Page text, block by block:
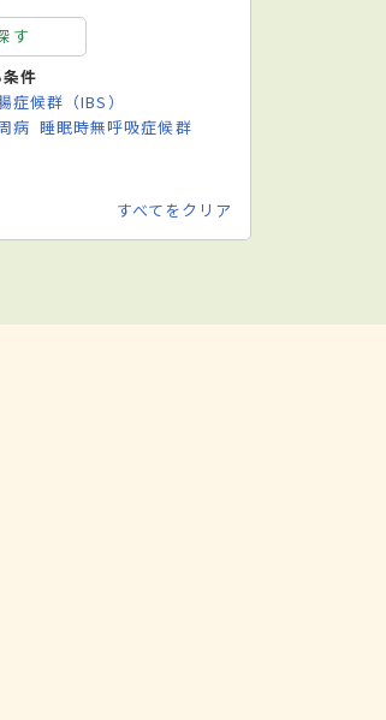
す
件
症候群（IBS）
病 睡眠時無呼吸症候群
すべてをクリア